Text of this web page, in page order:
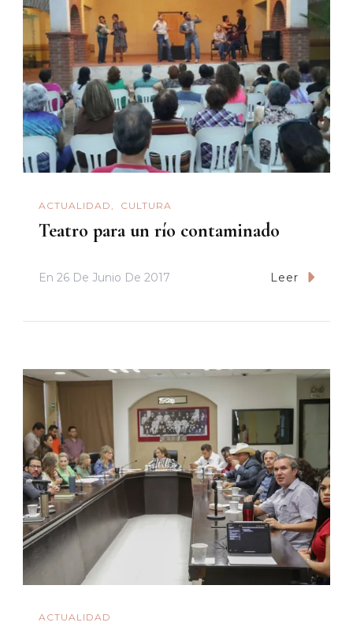
ACTUALIDAD CULTURA
Teatro para un río contaminado
En 26 De Junio De 2017 Leer
ACTUALIDAD